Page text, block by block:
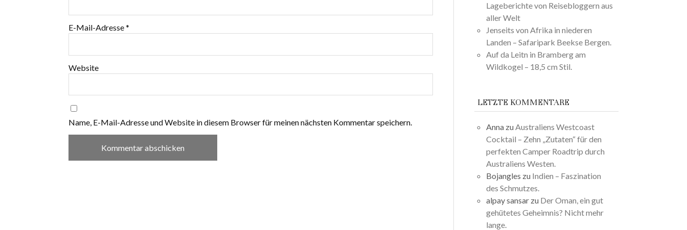
E-Mail-Adresse*
Website
Name, E-Mail-Adresse und Website in diesem Browser für meinen nächsten Kommentar speichern.
Lageberichte von Reisebloggern aus
aller Welt
Jenseits von Afrika in niederen
Landen – Safaripark Beekse Bergen.
Auf da Leitn in Bramberg am
Wildkogel – 18,5 cm Stil.
LETZTE KOMMENTARE
Anna zu Australiens Westcoast
Cocktail – Zehn „Zutaten“ für den
perfekten Camper Roadtrip durch
Australiens Westen.
Bojangles zu Indien – Faszination
des Schmutzes.
alpay sansar zu Der Oman, ein gut
gehütetes Geheimnis? Nicht mehr
lange.